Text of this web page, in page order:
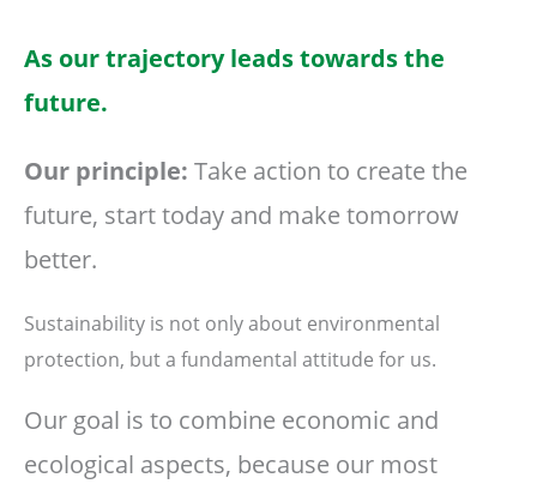
As our trajectory leads towards the
future.
Our principle: Take action to create the
future, start today and make tomorrow
better.
Sustainability is not only about environmental
protection, but a fundamental attitude for us.
Our goal is to combine economic and
ecological aspects, because our most